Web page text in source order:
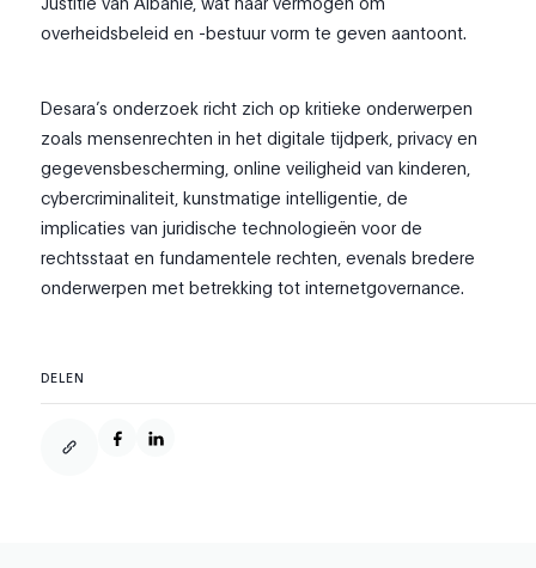
overheidsbeleid en -bestuur vorm te geven aantoont.
Desara’s onderzoek richt zich op kritieke onderwerpen
zoals mensenrechten in het digitale tijdperk, privacy en
gegevensbescherming, online veiligheid van kinderen,
cybercriminaliteit, kunstmatige intelligentie, de
implicaties van juridische technologieën voor de
rechtsstaat en fundamentele rechten, evenals bredere
onderwerpen met betrekking tot internetgovernance.
DELEN